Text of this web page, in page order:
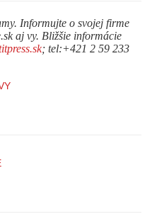
Informujte o svojej firme
aj vy. Bližšie informácie
; tel:+421 2 59 233